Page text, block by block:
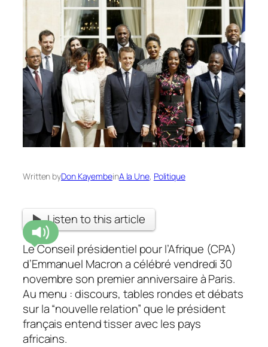
Written byDon KayembeinA la Une, Politique
Listen to this article
Le Conseil présidentiel pour l’Afrique (CPA)
d’Emmanuel Macron a célébré vendredi 30
novembre son premier anniversaire à Paris.
Au menu : discours, tables rondes et débats
sur la “nouvelle relation” que le président
français entend tisser avec les pays
africains.